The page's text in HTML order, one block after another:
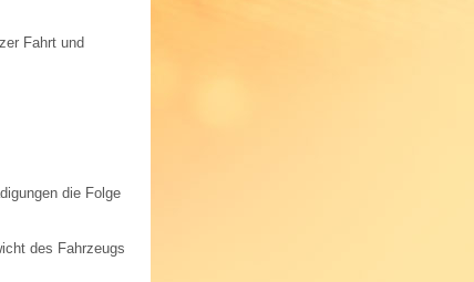
Fahrt und
die Folge
des Fahrzeugs